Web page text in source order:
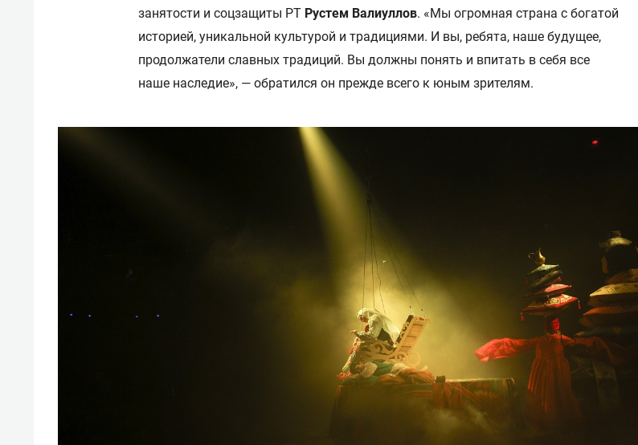
занятости и соцзащиты РТ Рустем Валиуллов. «Мы огромная страна с богатой
историей, уникальной культурой и традициями. И вы, ребята, наше будущее,
продолжатели славных традиций. Вы должны понять и впитать в себя все
наше наследие», — обратился он прежде всего к юным зрителям.